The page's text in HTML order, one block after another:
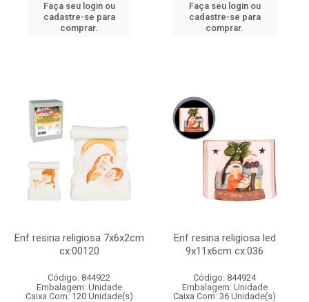
Faça seu login ou
cadastre-se para
comprar.
Faça seu login ou
cadastre-se para
comprar.
Enf resina religiosa 7x6x2cm
cx:00120
Código: 844922
Embalagem: Unidade
Caixa Com: 120 Unidade(s)
Enf resina religiosa led
9x11x6cm cx:036
Código: 844924
Embalagem: Unidade
Caixa Com: 36 Unidade(s)